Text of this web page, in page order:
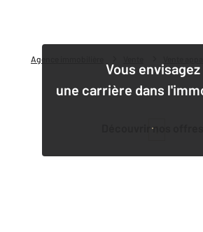
Agence immobilière
Vous envisagez
une carrière dans
Découvrir nos offres